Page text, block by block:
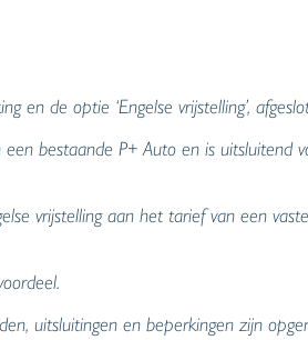
en de optie ‘Engelse vrijstelling’,
bestaande P+ Auto en is
vrijstelling aan het tarief van een
uitsluitingen en beperkingen zijn